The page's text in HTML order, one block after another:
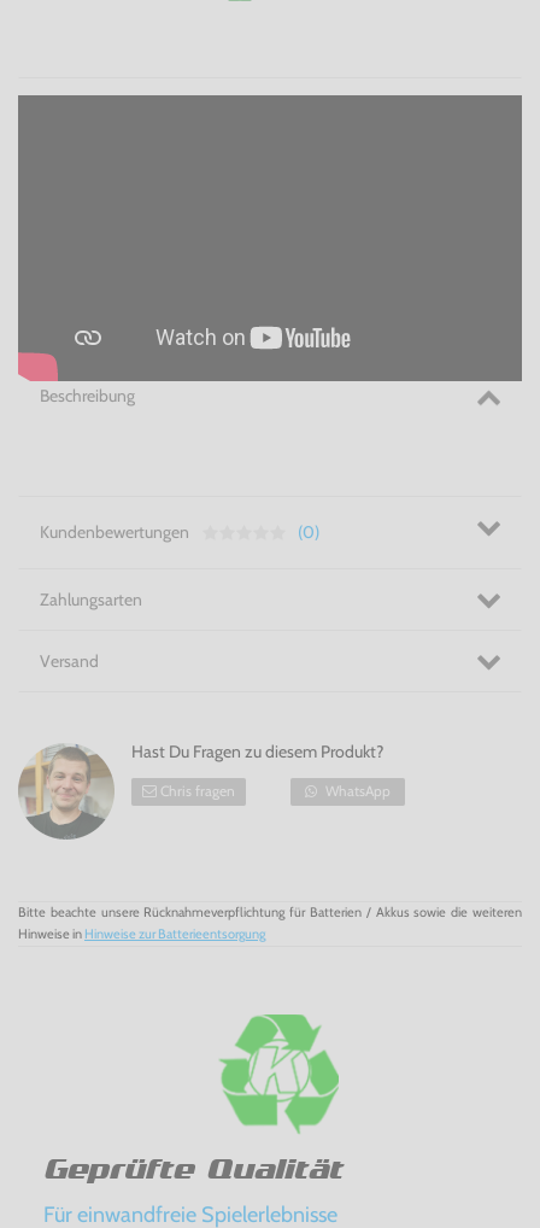
Beschreibung
Kundenbewertungen (0)
Zahlungsarten
Versand
Hast Du Fragen zu diesem Produkt?
Chris fragen WhatsApp
Bitte beachte unsere Rücknahmeverpflichtung für Batterien / Akkus sowie die weiteren
Hinweise in Hinweise zur Batterieentsorgung
Geprüfte Qualität
Für einwandfreie Spielerlebnisse